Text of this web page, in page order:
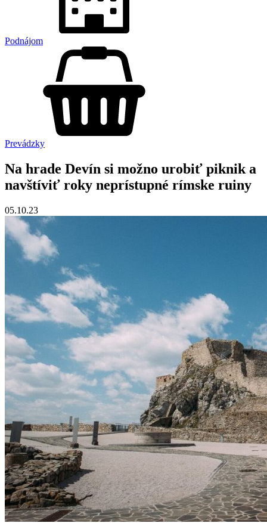
Podnájom
Prevádzky
Na hrade Devín si možno urobiť piknik a
navštíviť roky neprístupné rímske ruiny
05.10.23